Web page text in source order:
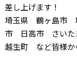
差し上げます！
埼玉県 鶴ヶ島市
市 日高市 さい
越生町 など皆様か